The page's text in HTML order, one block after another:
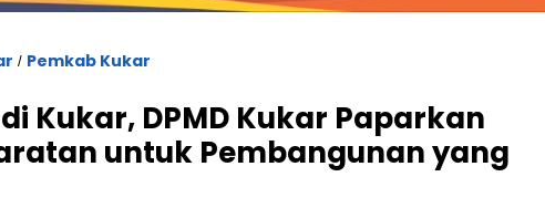
/ Pemkab Kukar
Kukar, DPMD Kukar Paparkan
untuk Pembangunan yang